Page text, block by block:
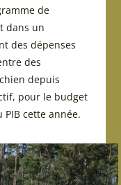
de
dans un
des dépenses
des
depuis
pour le budget
PIB cette année.